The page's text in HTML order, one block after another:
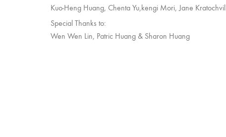
Kuo-Heng Huang, Chenta Yu,kengi Mori, Jane Kratochvil
Special Thanks to:
Wen Wen Lin, Patric Huang & Sharon Huang